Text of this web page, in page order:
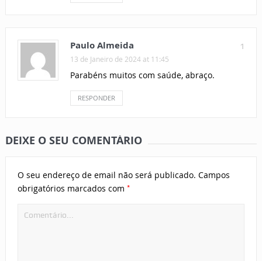
1
Paulo Almeida
13 de Janeiro de 2024 at 11:45
Parabéns muitos com saúde, abraço.
RESPONDER
DEIXE O SEU COMENTÁRIO
O seu endereço de email não será publicado. Campos
obrigatórios marcados com *